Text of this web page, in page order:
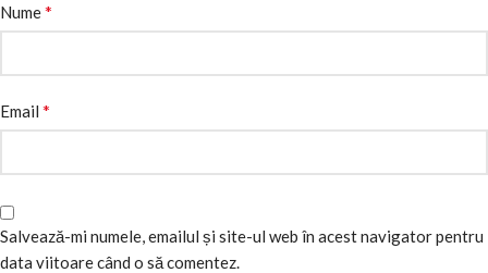
Nume*
Email *
Salvează-mi numele, emailul și site-ul web în acest navigator pentru
data viitoare când o să comentez.